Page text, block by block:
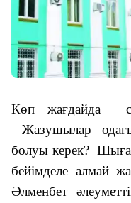
Көп жағдайда
Жазушылар
болуы керек?
бейімделе алмай
Әлменбет